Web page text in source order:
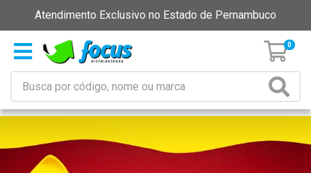
Atendimento Exclusivo no Estado de Pernambuco
0